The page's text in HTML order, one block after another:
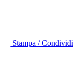
Stampa / Condividi